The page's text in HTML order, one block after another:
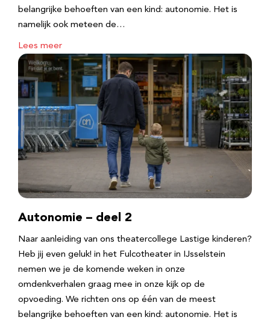
belangrijke behoeften van een kind: autonomie. Het is
namelijk ook meteen de…
Lees meer
Autonomie – deel 2
Naar aanleiding van ons theatercollege Lastige kinderen?
Heb jij even geluk! in het Fulcotheater in IJsselstein
nemen we je de komende weken in onze
omdenkverhalen graag mee in onze kijk op de
opvoeding. We richten ons op één van de meest
belangrijke behoeften van een kind: autonomie. Het is